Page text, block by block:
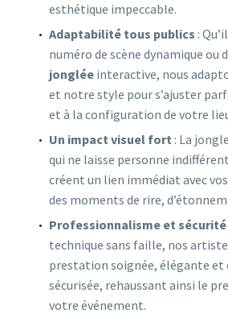
esthétique impeccable.
Adaptabilité tous publics :
numéro de scène dynamique ou
jonglée interactive, nous
et notre style pour s’ajuster
et à la configuration de votre
Un impact visuel fort : La
qui ne laisse personne
créent un lien immédiat avec
des moments de rire,
Professionnalisme et sécurité
technique sans faille, nos
prestation soignée, élégante
sécurisée, rehaussant ainsi le
votre événement.